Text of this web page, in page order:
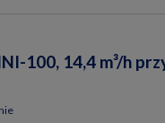
100, 14,4 m³/h